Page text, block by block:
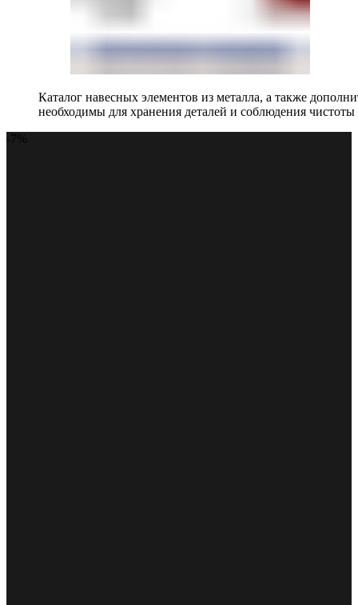
Каталог навесных элементов из металла, а также
необходимы для хранения деталей и соблюдения чистоты
-7%